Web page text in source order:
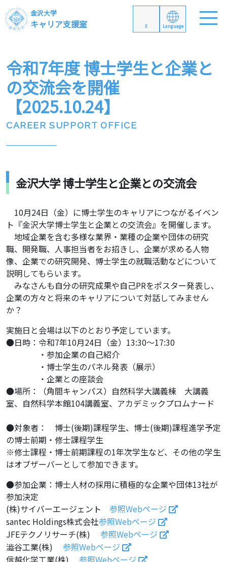
金沢大学
キャリア支援室
令和7年度 博士学生と企業と
の交流会を開催
【2025.10.24】
CAREER SUPPORT OFFICE
金沢大学 博士学生と企業との交流会
10月24日（金）に博士学生のキャリアにつながるイベン
ト『金沢大学博士学生と企業との交流会』を開催します。
地域企業を含む多様な業界・業種の企業や団体の研究
職、開発職、人事担当者をお招きし、企業が求める人物
像、企業での研究開発、博士学生の就職活動などについて
説明してもらいます。
みなさんも自分の研究成果や自己PRをポスター発表し、
企業の方々と将来のキャリアについて対話してみません
か？
実施日と会場は以下のとおり予定しています。
●日時：令和7年10月24日（金）13:30～17:30
・参加企業の自己紹介
・博士学生のパネル発表（展示）
・企業との座談会
●場所：（角間キャンパス）自然科学大講義棟 大講義
室、自然科学本館104講義室、アカデミックプロムナード
●対象者： 博士(後期)課程学生、博士(後期)課程進学予定
の博士前期・修士課程学生
※修士課程・博士前期課程の1年次学生など、その他の学生
はオブザーバーとして参加できます。
●参加企業：博士人材の採用に積極的な企業や団体13社が
参加決定
(株)サイバーエージェント 参照Webページ
santec Holdings株式会社参照Webページ
JFEテクノリサーチ(株) 参照Webページ
澁谷工業(株) 参照Webページ
Language
X